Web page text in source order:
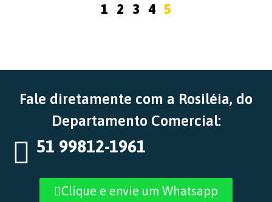
1 2 3 4 5
Fale diretamente com a Rosiléia, do
Departamento Comercial:
51 99812-1961
Clique e envie um Whatsapp